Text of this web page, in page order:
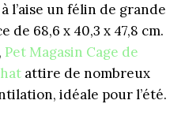
l’aise un félin de grande
de 68,6 x 40,3 x 47,8 cm.
Pet Magasin Cage de
attire de nombreux
idéale pour l’été.